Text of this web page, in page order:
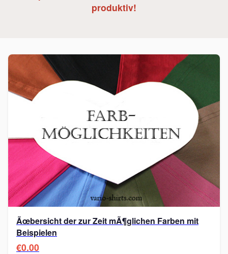
produktiv!
Ãœbersicht der zur Zeit mÃ¶glichen Farben mit
Beispielen
€0.00